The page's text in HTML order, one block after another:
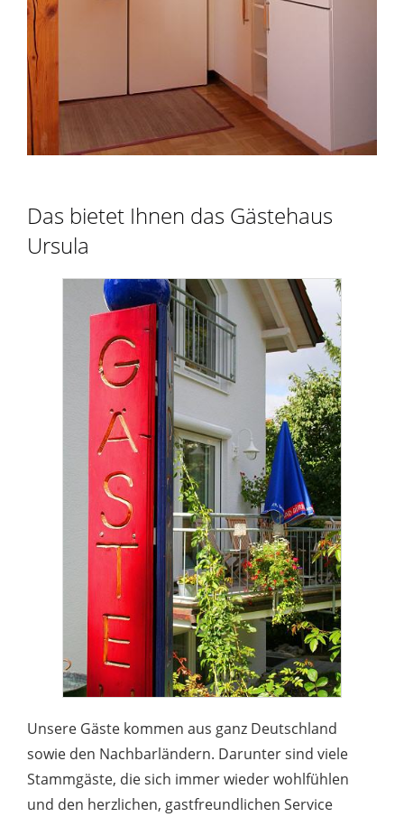
Das bietet Ihnen das Gästehaus
Ursula
Unsere Gäste kommen aus ganz Deutschland
sowie den Nachbarländern. Darunter sind viele
Stammgäste, die sich immer wieder wohlfühlen
und den herzlichen, gastfreundlichen Service